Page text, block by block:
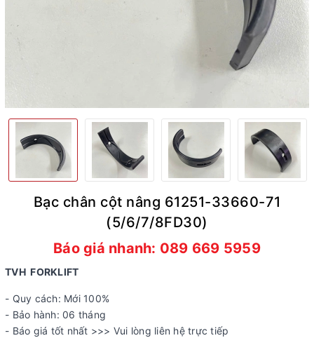
Bạc chân cột nâng 61251-33660-71
(5/6/7/8FD30)
Báo giá nhanh: 089 669 5959
TVH FORKLIFT
- Quy cách: Mới 100%
- Bảo hành: 06 tháng
- Báo giá tốt nhất >>> Vui lòng liên hệ trực tiếp